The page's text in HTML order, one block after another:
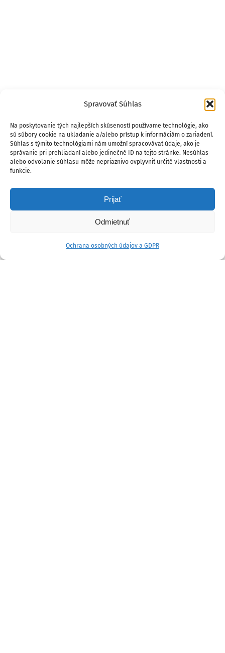
Spravovať Súhlas
Na poskytovanie tých najlepších skúseností používame technológie, ako
sú súbory cookie na ukladanie a/alebo prístup k informáciám o zariadení.
Súhlas s týmito technológiami nám umožní spracovávať údaje, ako je
správanie pri prehliadaní alebo jedinečné ID na tejto stránke. Nesúhlas
alebo odvolanie súhlasu môže nepriaznivo ovplyvniť určité vlastnosti a
funkcie.
Prijať
Odmietnuť
Ochrana osobných údajov a GDPR